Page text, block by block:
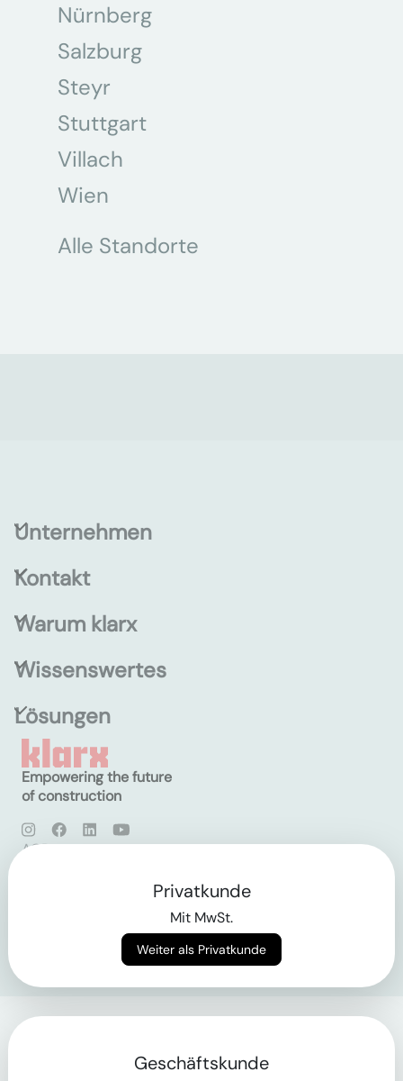
Nürnberg
Salzburg
Steyr
Stuttgart
Villach
Wien
Alle Standorte
Unternehmen
Kontakt
Warum klarx
Wissenswertes
Lösungen
Empowering the future
of construction
AGB
Privatkunde
Mit MwSt.
Weiter als Privatkunde
Geschäftskunde